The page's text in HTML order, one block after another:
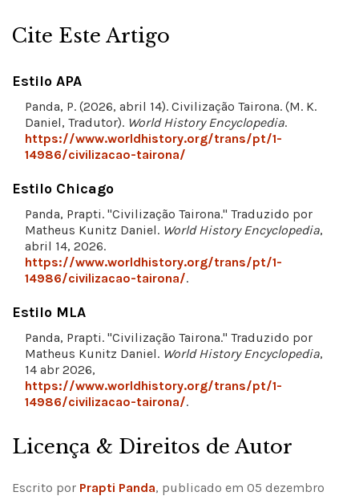
Cite Este Artigo
Estilo APA
Panda, P. (2026, abril 14). Civilização Tairona. (M. K.
Daniel, Tradutor). World History Encyclopedia.
https://www.worldhistory.org/trans/pt/1-
14986/civilizacao-tairona/
Estilo Chicago
Panda, Prapti. "Civilização Tairona." Traduzido por
Matheus Kunitz Daniel. World History Encyclopedia,
abril 14, 2026.
https://www.worldhistory.org/trans/pt/1-
14986/civilizacao-tairona/.
Estilo MLA
Panda, Prapti. "Civilização Tairona." Traduzido por
Matheus Kunitz Daniel. World History Encyclopedia,
14 abr 2026,
https://www.worldhistory.org/trans/pt/1-
14986/civilizacao-tairona/.
Licença & Direitos de Autor
Escrito por Prapti Panda, publicado em 05 dezembro